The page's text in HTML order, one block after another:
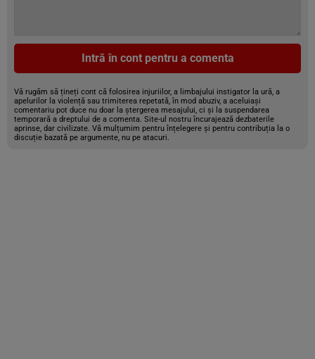
Intră în cont pentru a comenta
Vă rugăm să țineți cont că folosirea injuriilor, a limbajului instigator la ură, a
apelurilor la violență sau trimiterea repetată, în mod abuziv, a aceluiași
comentariu pot duce nu doar la ștergerea mesajului, ci și la suspendarea
temporară a dreptului de a comenta. Site-ul nostru încurajează dezbaterile
aprinse, dar civilizate. Vă mulțumim pentru înțelegere și pentru contribuția la o
discuție bazată pe argumente, nu pe atacuri.